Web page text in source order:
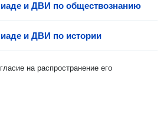
и ДВИ по обществознанию
и ДВИ по истории
на распространение его